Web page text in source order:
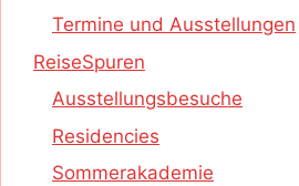
Termine und Ausstellungen
ReiseSpuren
Ausstellungsbesuche
Residencies
Sommerakademie